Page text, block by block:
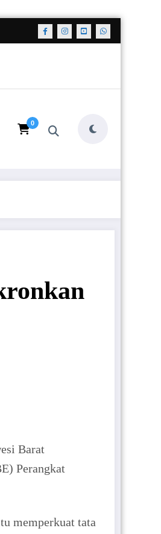
0
Barat
Perangkat
memperkuat tata